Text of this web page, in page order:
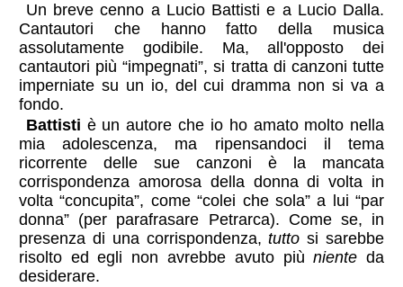
Un breve cenno a Lucio Battisti e a Lucio Dalla.
Cantautori che hanno fatto della musica
assolutamente godibile. Ma, all'opposto dei
cantautori più “impegnati”, si tratta di canzoni tutte
imperniate su un io, del cui dramma non si va a
fondo.
Battisti è un autore che io ho amato molto nella
mia adolescenza, ma ripensandoci il tema
ricorrente delle sue canzoni è la mancata
corrispondenza amorosa della donna di volta in
volta “concupita”, come “colei che sola” a lui “par
donna” (per parafrasare Petrarca). Come se, in
presenza di una corrispondenza,tutto si sarebbe
risolto ed egli non avrebbe avuto piùniente da
desiderare.